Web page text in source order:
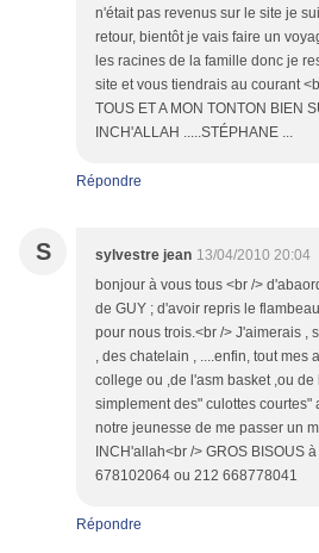
n'était pas revenus sur le site je
retour, bientôt je vais faire un
les racines de la famille donc je
site et vous tiendrais au courant
TOUS ET A MON TONTON BIEN
INCH'ALLAH .....STÉPHANE ...
Répondre
S sylvestre jean 13/04/2010 20:04
bonjour à vous tous <br />
de GUY ; d'avoir repris le
pour nous trois.<br /> J'aimerais ,
, des chatelain , ....enfin, tout mes
college ou ,de l'asm basket ,ou de
simplement des" culottes courtes"
notre jeunesse de me passer un
INCH'allah<br /> GROS BISOUS
678102064 ou 212 668778041
Répondre